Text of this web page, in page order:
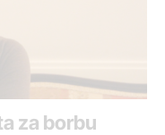
za borbu